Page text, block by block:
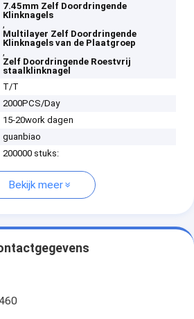
7.45mm Zelf Doordringende
Klinknagels
,
Multilayer Zelf Doordringende
Klinknagels van de Plaatgroep
,
Zelf Doordringende Roestvrij
staalklinknagel
T/T
2000PCS/Day
15-20work dagen
guanbiao
200000 stuks:
Bekijk meer